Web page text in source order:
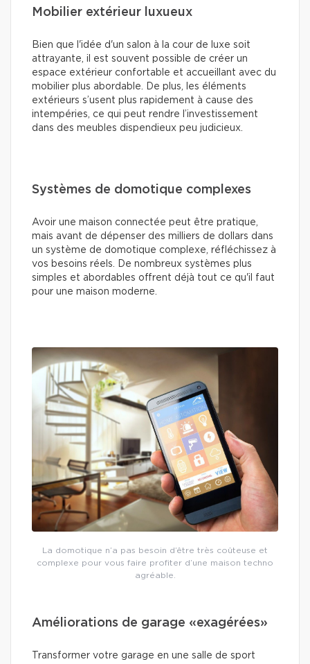
Mobilier extérieur luxueux
Bien que l'idée d'un salon à la cour de luxe soit
attrayante, il est souvent possible de créer un
espace extérieur confortable et accueillant avec du
mobilier plus abordable. De plus, les éléments
extérieurs s’usent plus rapidement à cause des
intempéries, ce qui peut rendre l’investissement
dans des meubles dispendieux peu judicieux.
Systèmes de domotique complexes
Avoir une maison connectée peut être pratique,
mais avant de dépenser des milliers de dollars dans
un système de domotique complexe, réfléchissez à
vos besoins réels. De nombreux systèmes plus
simples et abordables offrent déjà tout ce qu'il faut
pour une maison moderne.
La domotique n’a pas besoin d’être très coûteuse et
complexe pour vous faire profiter d’une maison techno
agréable.
Améliorations de garage «exagérées»
Transformer votre garage en une salle de sport